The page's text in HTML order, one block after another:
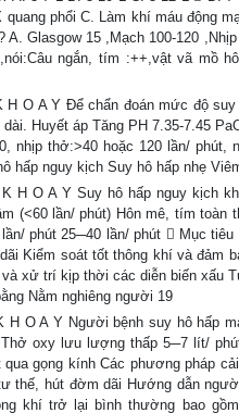
phổi C. Làm khí máu động
Glasgow 15 ,Mạch 100-120
ngắn, tím :++,vật vã mồ
O A Y Để chẩn đoán mức độ
Huyết áp Tăng PH 7.35-7.45
nhịp thở:>40 hoặc 120 lần/ phút,
hấp nguy kịch Suy hô hấp nhẹ
H O A Y Suy hô hấp nguy kịch
(<60 lần/ phút) Hôn mê, tím toàn
phút 25─40 lần/ phút  Mục
Kiểm soát tốt thông khí và đảm
xử trí kịp thời các diễn biến xấu
Nằm nghiêng người 19
O A Y Người bệnh suy hô hấp
oxy lưu lượng thấp 5─7 lít/
gọng kính Các phương pháp
thế, hút đờm dãi Hướng dẫn
khí trở lại bình thường bao